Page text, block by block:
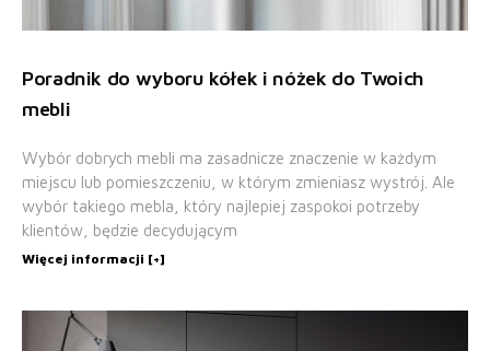
Poradnik do wyboru kółek i nóżek do Twoich
mebli
Wybór dobrych mebli ma zasadnicze znaczenie w każdym
miejscu lub pomieszczeniu, w którym zmieniasz wystrój. Ale
wybór takiego mebla, który najlepiej zaspokoi potrzeby
klientów, będzie decydującym
Więcej informacji [+]